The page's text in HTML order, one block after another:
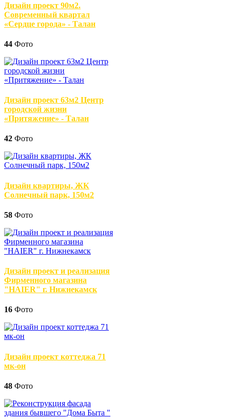
Дизайн проект 90м2.
Современный квартал
«Сердце города» - Талан
44 Фото
Дизайн проект 63м2 Центр
городской жизни
«Притяжение» - Талан
42 Фото
Дизайн квартиры, ЖК
Солнечный парк, 150м2
58 Фото
Дизайн проект и реализация
Фирменного магазина
"HAIER" г. Нижнекамск
16 Фото
Дизайн проект коттеджа 71
мк-он
48 Фото